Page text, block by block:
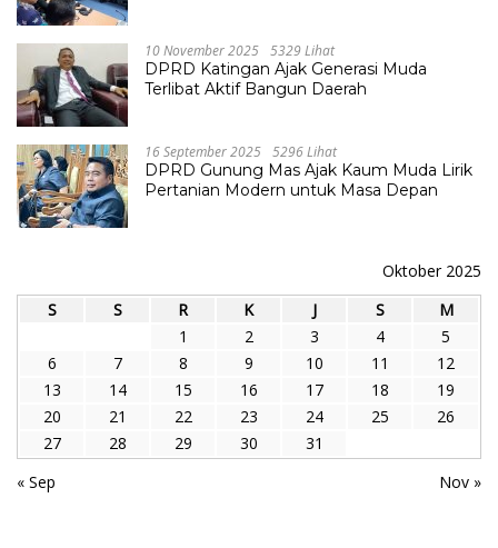
10 November 2025 5329 Lihat
DPRD Katingan Ajak Generasi Muda
Terlibat Aktif Bangun Daerah
16 September 2025 5296 Lihat
DPRD Gunung Mas Ajak Kaum Muda Lirik
Pertanian Modern untuk Masa Depan
Oktober 2025
S
S R K J S
M
1
2 3 4
5
6
7 8 9 10 11
12
13
14 15 16 17 18
19
20
21 22 23 24 25
26
27
28 29 30
31
« Sep
Nov »